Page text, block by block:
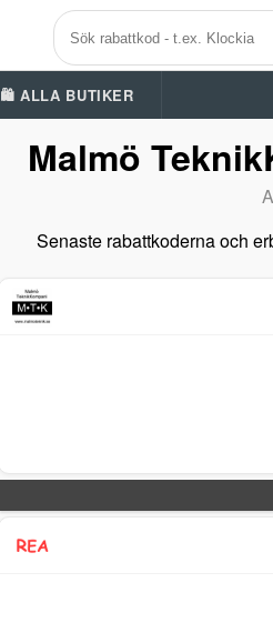
🛍️ ALLA BUTIKER
Malmö
Senaste rabattkoderna och